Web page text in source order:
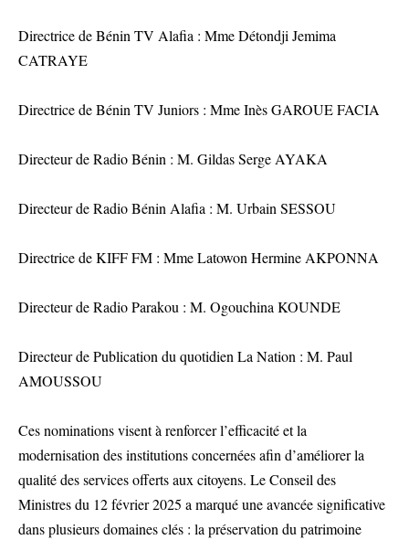
Directrice de Bénin TV Alafia : Mme Détondji Jemima
CATRAYE
Directrice de Bénin TV Juniors : Mme Inès GAROUE FACIA
Directeur de Radio Bénin : M. Gildas Serge AYAKA
Directeur de Radio Bénin Alafia : M. Urbain SESSOU
Directrice de KIFF FM : Mme Latowon Hermine AKPONNA
Directeur de Radio Parakou : M. Ogouchina KOUNDE
Directeur de Publication du quotidien La Nation : M. Paul
AMOUSSOU
Ces nominations visent à renforcer l’efficacité et la
modernisation des institutions concernées afin d’améliorer la
qualité des services offerts aux citoyens. Le Conseil des
Ministres du 12 février 2025 a marqué une avancée significative
dans plusieurs domaines clés : la préservation du patrimoine